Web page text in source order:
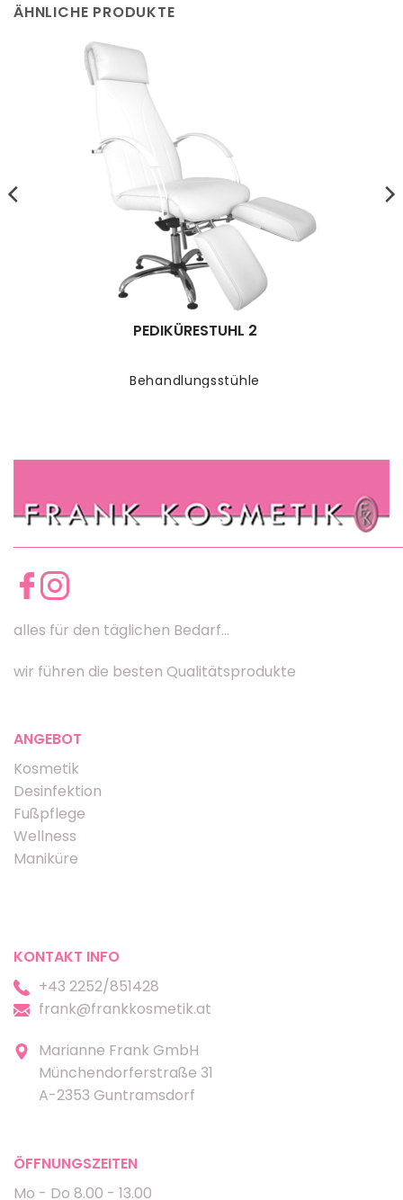
ÄHNLICHE PRODUKTE
Behandlungsstühle
PEDIKÜRESTUHL 2
alles für den täglichen Bedarf...
wir führen die besten Qualitätsprodukte
ANGEBOT
Kosmetik
Desinfektion
Fußpflege
Wellness
Maniküre
KONTAKT INFO
+43 2252/851428
frank@frankkosmetik.at
Marianne Frank GmbH
Münchendorferstraße 31
A-2353 Guntramsdorf
ÖFFNUNGSZEITEN
Mo - Do 8.00 - 13.00